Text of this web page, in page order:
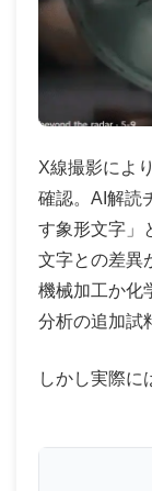
X線撮影によ
確認。AI解読
す象形文字」
文字との差異
機械加工か化
分析の追加試
しかし実際に